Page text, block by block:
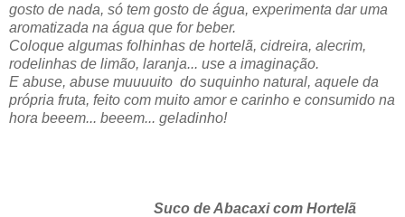
gosto de nada, só tem gosto de água, experimenta dar uma
aromatizada na água que for beber.
Coloque algumas folhinhas de hortelã, cidreira, alecrim,
rodelinhas de limão, laranja... use a imaginação.
E abuse, abuse muuuuito do suquinho natural, aquele da
própria fruta, feito com muito amor e carinho e consumido na
hora beeem... beeem... geladinho!
Suco de Abacaxi com Hortelã